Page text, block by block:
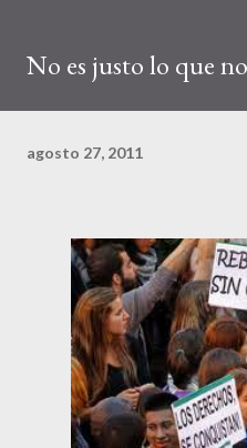
No es justo lo que
agosto 27, 2011